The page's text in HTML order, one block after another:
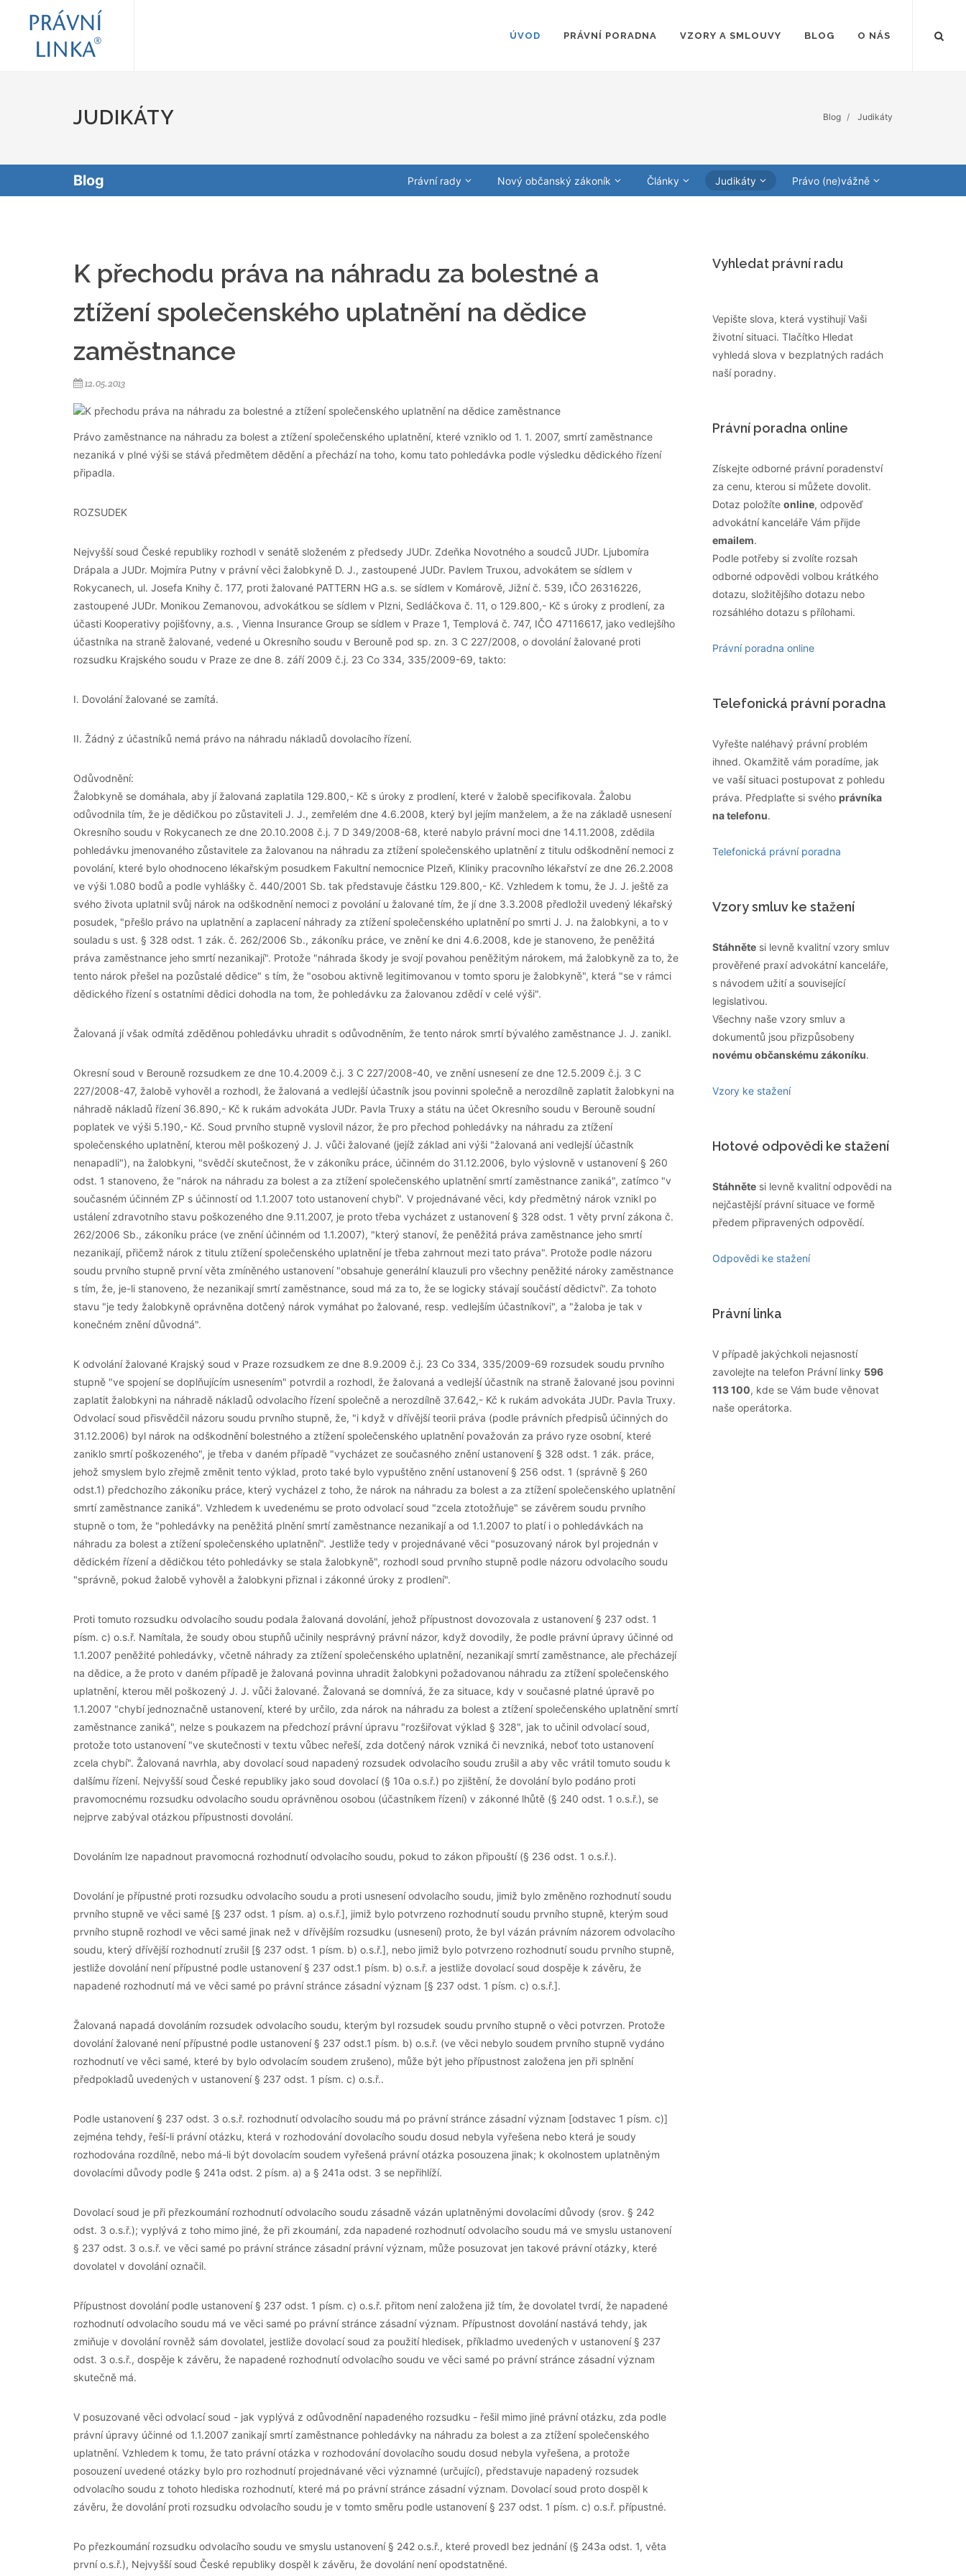
ÚVOD PRÁVNÍ PORADNA VZORY A SMLOUVY BLOG O NÁS
JUDIKÁTY Blog Judikáty
Blog Právní rady Nový občanský zákoník Články Judikáty Právo (ne)vážně
K přechodu práva na náhradu za bolestné a
ztížení společenského uplatnění na dědice
zaměstnance
12.05.2013
Právo zaměstnance na náhradu za bolest a ztížení společenského uplatnění, které vzniklo od 1. 1. 2007, smrtí zaměstnance
nezaniká v plné výši se stává předmětem dědění a přechází na toho, komu tato pohledávka podle výsledku dědického řízení
připadla.
ROZSUDEK
Nejvyšší soud České republiky rozhodl v senátě složeném z předsedy JUDr. Zdeňka Novotného a soudců JUDr. Ljubomíra
Drápala a JUDr. Mojmíra Putny v právní věci žalobkyně D. J., zastoupené JUDr. Pavlem Truxou, advokátem se sídlem v
Rokycanech, ul. Josefa Knihy č. 177, proti žalované PATTERN HG a.s. se sídlem v Komárově, Jižní č. 539, IČO 26316226,
zastoupené JUDr. Monikou Zemanovou, advokátkou se sídlem v Plzni, Sedláčkova č. 11, o 129.800,- Kč s úroky z prodlení, za
účasti Kooperativy pojišťovny, a.s. , Vienna Insurance Group se sídlem v Praze 1, Templová č. 747, IČO 47116617, jako vedlejšího
účastníka na straně žalované, vedené u Okresního soudu v Berouně pod sp. zn. 3 C 227/2008, o dovolání žalované proti
rozsudku Krajského soudu v Praze ze dne 8. září 2009 č.j. 23 Co 334, 335/2009-69, takto:
I. Dovolání žalované se zamítá.
II. Žádný z účastníků nemá právo na náhradu nákladů dovolacího řízení.
Odůvodnění:
Žalobkyně se domáhala, aby jí žalovaná zaplatila 129.800,- Kč s úroky z prodlení, které v žalobě specifikovala. Žalobu
odůvodnila tím, že je dědičkou po zůstaviteli J. J., zemřelém dne 4.6.2008, který byl jejím manželem, a že na základě usnesení
Okresního soudu v Rokycanech ze dne 20.10.2008 č.j. 7 D 349/2008-68, které nabylo právní moci dne 14.11.2008, zdědila
pohledávku jmenovaného zůstavitele za žalovanou na náhradu za ztížení společenského uplatnění z titulu odškodnění nemoci z
povolání, které bylo ohodnoceno lékařským posudkem Fakultní nemocnice Plzeň, Kliniky pracovního lékařství ze dne 26.2.2008
ve výši 1.080 bodů a podle vyhlášky č. 440/2001 Sb. tak představuje částku 129.800,- Kč. Vzhledem k tomu, že J. J. ještě za
svého života uplatnil svůj nárok na odškodnění nemoci z povolání u žalované tím, že jí dne 3.3.2008 předložil uvedený lékařský
posudek, "přešlo právo na uplatnění a zaplacení náhrady za ztížení společenského uplatnění po smrti J. J. na žalobkyni, a to v
souladu s ust. § 328 odst. 1 zák. č. 262/2006 Sb., zákoníku práce, ve znění ke dni 4.6.2008, kde je stanoveno, že peněžitá
práva zaměstnance jeho smrtí nezanikají". Protože "náhrada škody je svojí povahou peněžitým nárokem, má žalobkyně za to, že
tento nárok přešel na pozůstalé dědice" s tím, že "osobou aktivně legitimovanou v tomto sporu je žalobkyně", která "se v rámci
dědického řízení s ostatními dědici dohodla na tom, že pohledávku za žalovanou zdědí v celé výši".
Žalovaná jí však odmítá zděděnou pohledávku uhradit s odůvodněním, že tento nárok smrtí bývalého zaměstnance J. J. zanikl.
Okresní soud v Berouně rozsudkem ze dne 10.4.2009 č.j. 3 C 227/2008-40, ve znění usnesení ze dne 12.5.2009 č.j. 3 C
227/2008-47, žalobě vyhověl a rozhodl, že žalovaná a vedlejší účastník jsou povinni společně a nerozdílně zaplatit žalobkyni na
náhradě nákladů řízení 36.890,- Kč k rukám advokáta JUDr. Pavla Truxy a státu na účet Okresního soudu v Berouně soudní
poplatek ve výši 5.190,- Kč. Soud prvního stupně vyslovil názor, že pro přechod pohledávky na náhradu za ztížení
společenského uplatnění, kterou měl poškozený J. J. vůči žalované (jejíž základ ani výši "žalovaná ani vedlejší účastník
nenapadli"), na žalobkyni, "svědčí skutečnost, že v zákoníku práce, účinném do 31.12.2006, bylo výslovně v ustanovení § 260
odst. 1 stanoveno, že "nárok na náhradu za bolest a za ztížení společenského uplatnění smrtí zaměstnance zaniká", zatímco "v
současném účinném ZP s účinností od 1.1.2007 toto ustanovení chybí". V projednávané věci, kdy předmětný nárok vznikl po
ustálení zdravotního stavu poškozeného dne 9.11.2007, je proto třeba vycházet z ustanovení § 328 odst. 1 věty první zákona č.
262/2006 Sb., zákoníku práce (ve znění účinném od 1.1.2007), "který stanoví, že peněžitá práva zaměstnance jeho smrtí
nezanikají, přičemž nárok z titulu ztížení společenského uplatnění je třeba zahrnout mezi tato práva". Protože podle názoru
soudu prvního stupně první věta zmíněného ustanovení "obsahuje generální klauzuli pro všechny peněžité nároky zaměstnance
s tím, že, je-li stanoveno, že nezanikají smrtí zaměstnance, soud má za to, že se logicky stávají součástí dědictví". Za tohoto
stavu "je tedy žalobkyně oprávněna dotčený nárok vymáhat po žalované, resp. vedlejším účastníkovi", a "žaloba je tak v
konečném znění důvodná".
K odvolání žalované Krajský soud v Praze rozsudkem ze dne 8.9.2009 č.j. 23 Co 334, 335/2009-69 rozsudek soudu prvního
stupně "ve spojení se doplňujícím usnesením" potvrdil a rozhodl, že žalovaná a vedlejší účastník na straně žalované jsou povinni
zaplatit žalobkyni na náhradě nákladů odvolacího řízení společně a nerozdílně 37.642,- Kč k rukám advokáta JUDr. Pavla Truxy.
Odvolací soud přisvědčil názoru soudu prvního stupně, že, "i když v dřívější teorii práva (podle právních předpisů účinných do
31.12.2006) byl nárok na odškodnění bolestného a ztížení společenského uplatnění považován za právo ryze osobní, které
zaniklo smrtí poškozeného", je třeba v daném případě "vycházet ze současného znění ustanovení § 328 odst. 1 zák. práce,
jehož smyslem bylo zřejmě změnit tento výklad, proto také bylo vypuštěno znění ustanovení § 256 odst. 1 (správně § 260
odst.1) předchozího zákoníku práce, který vycházel z toho, že nárok na náhradu za bolest a za ztížení společenského uplatnění
smrtí zaměstnance zaniká". Vzhledem k uvedenému se proto odvolací soud "zcela ztotožňuje" se závěrem soudu prvního
stupně o tom, že "pohledávky na peněžitá plnění smrtí zaměstnance nezanikají a od 1.1.2007 to platí i o pohledávkách na
náhradu za bolest a ztížení společenského uplatnění". Jestliže tedy v projednávané věci "posuzovaný nárok byl projednán v
dědickém řízení a dědičkou této pohledávky se stala žalobkyně", rozhodl soud prvního stupně podle názoru odvolacího soudu
"správně, pokud žalobě vyhověl a žalobkyni přiznal i zákonné úroky z prodlení".
Proti tomuto rozsudku odvolacího soudu podala žalovaná dovolání, jehož přípustnost dovozovala z ustanovení § 237 odst. 1
písm. c) o.s.ř. Namítala, že soudy obou stupňů učinily nesprávný právní názor, když dovodily, že podle právní úpravy účinné od
1.1.2007 peněžité pohledávky, včetně náhrady za ztížení společenského uplatnění, nezanikají smrtí zaměstnance, ale přecházejí
na dědice, a že proto v daném případě je žalovaná povinna uhradit žalobkyni požadovanou náhradu za ztížení společenského
uplatnění, kterou měl poškozený J. J. vůči žalované. Žalovaná se domnívá, že za situace, kdy v současné platné úpravě po
1.1.2007 "chybí jednoznačně ustanovení, které by určilo, zda nárok na náhradu za bolest a ztížení společenského uplatnění smrtí
zaměstnance zaniká", nelze s poukazem na předchozí právní úpravu "rozšiřovat výklad § 328", jak to učinil odvolací soud,
protože toto ustanovení "ve skutečnosti v textu vůbec neřeší, zda dotčený nárok vzniká či nevzniká, neboť toto ustanovení
zcela chybí". Žalovaná navrhla, aby dovolací soud napadený rozsudek odvolacího soudu zrušil a aby věc vrátil tomuto soudu k
dalšímu řízení. Nejvyšší soud České republiky jako soud dovolací (§ 10a o.s.ř.) po zjištění, že dovolání bylo podáno proti
pravomocnému rozsudku odvolacího soudu oprávněnou osobou (účastníkem řízení) v zákonné lhůtě (§ 240 odst. 1 o.s.ř.), se
nejprve zabýval otázkou přípustnosti dovolání.
Dovoláním lze napadnout pravomocná rozhodnutí odvolacího soudu, pokud to zákon připouští (§ 236 odst. 1 o.s.ř.).
Dovolání je přípustné proti rozsudku odvolacího soudu a proti usnesení odvolacího soudu, jimiž bylo změněno rozhodnutí soudu
prvního stupně ve věci samé [§ 237 odst. 1 písm. a) o.s.ř.], jimiž bylo potvrzeno rozhodnutí soudu prvního stupně, kterým soud
prvního stupně rozhodl ve věci samé jinak než v dřívějším rozsudku (usnesení) proto, že byl vázán právním názorem odvolacího
soudu, který dřívější rozhodnutí zrušil [§ 237 odst. 1 písm. b) o.s.ř.], nebo jimiž bylo potvrzeno rozhodnutí soudu prvního stupně,
jestliže dovolání není přípustné podle ustanovení § 237 odst.1 písm. b) o.s.ř. a jestliže dovolací soud dospěje k závěru, že
napadené rozhodnutí má ve věci samé po právní stránce zásadní význam [§ 237 odst. 1 písm. c) o.s.ř.].
Žalovaná napadá dovoláním rozsudek odvolacího soudu, kterým byl rozsudek soudu prvního stupně o věci potvrzen. Protože
dovolání žalované není přípustné podle ustanovení § 237 odst.1 písm. b) o.s.ř. (ve věci nebylo soudem prvního stupně vydáno
rozhodnutí ve věci samé, které by bylo odvolacím soudem zrušeno), může být jeho přípustnost založena jen při splnění
předpokladů uvedených v ustanovení § 237 odst. 1 písm. c) o.s.ř..
Podle ustanovení § 237 odst. 3 o.s.ř. rozhodnutí odvolacího soudu má po právní stránce zásadní význam [odstavec 1 písm. c)]
zejména tehdy, řeší-li právní otázku, která v rozhodování dovolacího soudu dosud nebyla vyřešena nebo která je soudy
rozhodována rozdílně, nebo má-li být dovolacím soudem vyřešená právní otázka posouzena jinak; k okolnostem uplatněným
dovolacími důvody podle § 241a odst. 2 písm. a) a § 241a odst. 3 se nepřihlíží.
Dovolací soud je při přezkoumání rozhodnutí odvolacího soudu zásadně vázán uplatněnými dovolacími důvody (srov. § 242
odst. 3 o.s.ř.); vyplývá z toho mimo jiné, že při zkoumání, zda napadené rozhodnutí odvolacího soudu má ve smyslu ustanovení
§ 237 odst. 3 o.s.ř. ve věci samé po právní stránce zásadní právní význam, může posuzovat jen takové právní otázky, které
dovolatel v dovolání označil.
Přípustnost dovolání podle ustanovení § 237 odst. 1 písm. c) o.s.ř. přitom není založena již tím, že dovolatel tvrdí, že napadené
rozhodnutí odvolacího soudu má ve věci samé po právní stránce zásadní význam. Přípustnost dovolání nastává tehdy, jak
zmiňuje v dovolání rovněž sám dovolatel, jestliže dovolací soud za použití hledisek, příkladmo uvedených v ustanovení § 237
odst. 3 o.s.ř., dospěje k závěru, že napadené rozhodnutí odvolacího soudu ve věci samé po právní stránce zásadní význam
skutečně má.
V posuzované věci odvolací soud - jak vyplývá z odůvodnění napadeného rozsudku - řešil mimo jiné právní otázku, zda podle
právní úpravy účinné od 1.1.2007 zanikají smrtí zaměstnance pohledávky na náhradu za bolest a za ztížení společenského
uplatnění. Vzhledem k tomu, že tato právní otázka v rozhodování dovolacího soudu dosud nebyla vyřešena, a protože
posouzení uvedené otázky bylo pro rozhodnutí projednávané věci významné (určující), představuje napadený rozsudek
odvolacího soudu z tohoto hlediska rozhodnutí, které má po právní stránce zásadní význam. Dovolací soud proto dospěl k
závěru, že dovolání proti rozsudku odvolacího soudu je v tomto směru podle ustanovení § 237 odst. 1 písm. c) o.s.ř. přípustné.
Po přezkoumání rozsudku odvolacího soudu ve smyslu ustanovení § 242 o.s.ř., které provedl bez jednání (§ 243a odst. 1, věta
první o.s.ř.), Nejvyšší soud České republiky dospěl k závěru, že dovolání není opodstatněné.
Vyhledat právní radu
Vepište slova, která vystihují Vaši
životní situaci. Tlačítko Hledat
vyhledá slova v bezplatných radách
naší poradny.
Právní poradna online
Získejte odborné právní poradenství
za cenu, kterou si můžete dovolit.
Dotaz položíteonline, odpověď
advokátní kanceláře Vám přijde
emailem.
Podle potřeby si zvolíte rozsah
odborné odpovědi volbou krátkého
dotazu, složitějšího dotazu nebo
rozsáhlého dotazu s přílohami.
Právní poradna online
Telefonická právní poradna
Vyřešte naléhavý právní problém
ihned. Okamžitě vám poradíme, jak
ve vaší situaci postupovat z pohledu
práva. Předplaťte si svéhoprávníka
na telefonu.
Telefonická právní poradna
Vzory smluv ke stažení
Stáhněte si levně kvalitní vzory smluv
prověřené praxí advokátní kanceláře,
s návodem užití a související
legislativou.
Všechny naše vzory smluv a
dokumentů jsou přizpůsobeny
novému občanskému zákoníku.
Vzory ke stažení
Hotové odpovědi ke stažení
Stáhněte si levně kvalitní odpovědi na
nejčastější právní situace ve formě
předem připravených odpovědí.
Odpovědi ke stažení
Právní linka
V případě jakýchkoli nejasností
zavolejte na telefon Právní linky 596
113 100, kde se Vám bude věnovat
naše operátorka.